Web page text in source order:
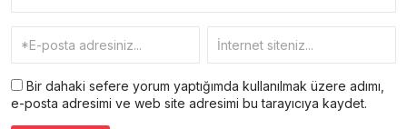
Bir dahaki sefere yorum yaptığımda kullanılmak üzere adımı,
e-posta adresimi ve web site adresimi bu tarayıcıya kaydet.